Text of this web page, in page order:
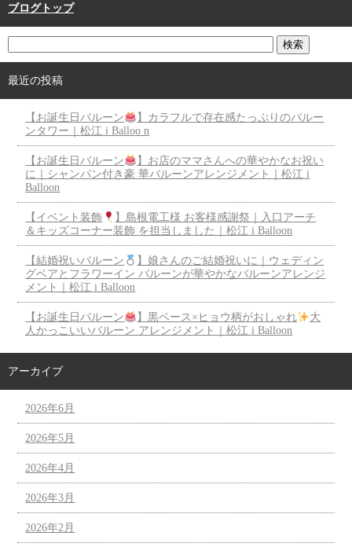
ブログトップ
最近の投稿
【お誕生日バルーン
】カラフルで存在感たっぷりのバルー
ンタワー｜松江 i Balloo n
【お誕生日バルーン
】お店のママさんへの華やかなお祝い
に｜シャンパン付き豪 華バルーンアレンジメント｜松江 i
Balloon
【イベント装飾
】島根電工様 お客様感謝祭｜入口アーチ
＆キッズコーナー装飾 を担当しました｜松江 i Balloon
【結婚祝いバルーン
】娘さんのご結婚祝いに｜ウェディン
グベアとフラワーイン バルーンが華やかなバルーンアレンジ
メント｜松江 i Balloon
【お誕生日バルーン 】黒ベース×ヒョウ柄がおしゃれ
大
人かっこいいバルーン アレンジメント｜松江 i Balloon
アーカイブ
2026年6月
2026年5月
2026年4月
2026年3月
2026年2月